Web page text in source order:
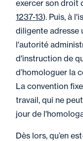
exercer son droit
1237-13). Puis, à
diligente adresse
l'autorité
d'instruction de
d’homologuer la
La convention
travail, qui ne
jour de
Dès lors, qu’en